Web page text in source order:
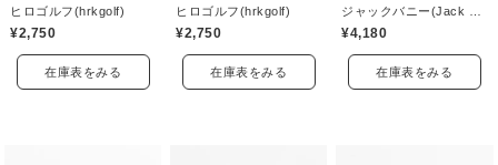
ヒロゴルフ(hrkgolf)
¥2,750
在庫表をみる
ヒロゴルフ(hrkgolf)
¥2,750
在庫表をみる
ジャックバニー(Jack Bunny)
¥4,180
在庫表をみる